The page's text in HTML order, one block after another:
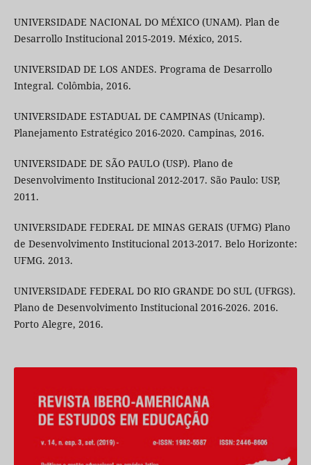
UNIVERSIDADE NACIONAL DO MÉXICO (UNAM). Plan de
Desarrollo Institucional 2015-2019. México, 2015.
UNIVERSIDAD DE LOS ANDES. Programa de Desarrollo
Integral. Colômbia, 2016.
UNIVERSIDADE ESTADUAL DE CAMPINAS (Unicamp).
Planejamento Estratégico 2016-2020. Campinas, 2016.
UNIVERSIDADE DE SÃO PAULO (USP). Plano de
Desenvolvimento Institucional 2012-2017. São Paulo: USP,
2011.
UNIVERSIDADE FEDERAL DE MINAS GERAIS (UFMG) Plano
de Desenvolvimento Institucional 2013-2017. Belo Horizonte:
UFMG. 2013.
UNIVERSIDADE FEDERAL DO RIO GRANDE DO SUL (UFRGS).
Plano de Desenvolvimento Institucional 2016-2026. 2016.
Porto Alegre, 2016.